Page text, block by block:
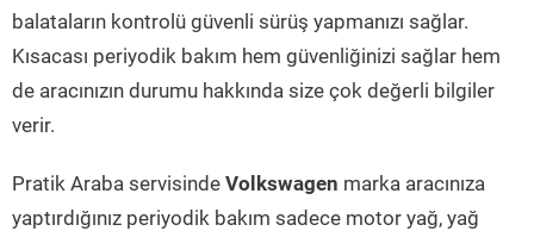
balataların kontrolü güvenli sürüş yapmanızı sağlar.
Kısacası periyodik bakım hem güvenliğinizi sağlar hem
de aracınızın durumu hakkında size çok değerli bilgiler
verir.
Pratik Araba servisinde Volkswagen marka aracınıza
yaptırdığınız periyodik bakım sadece motor yağ, yağ